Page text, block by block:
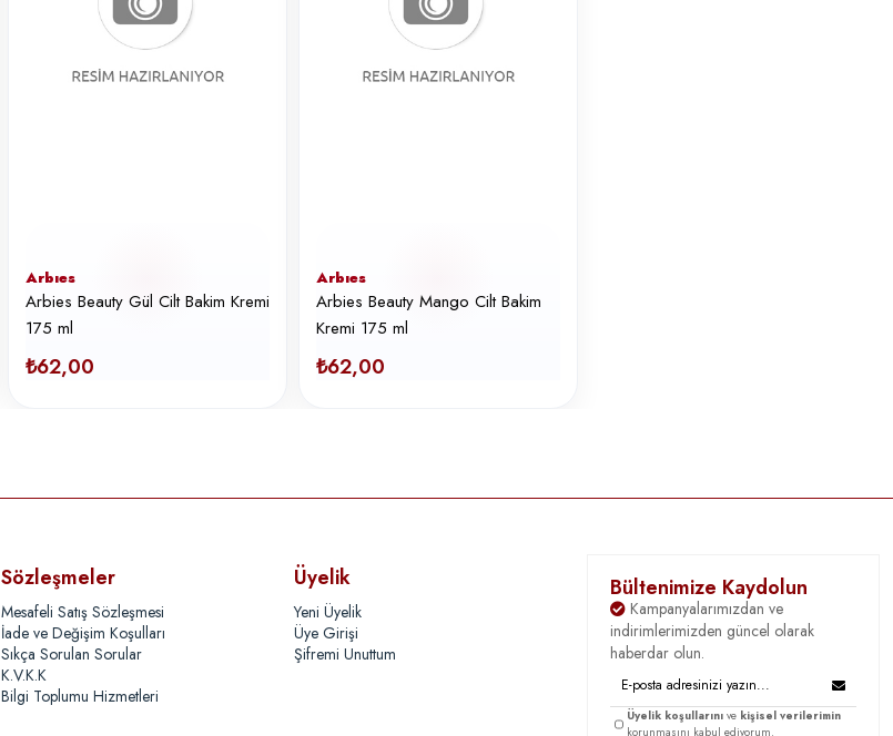
Arbıes
Arbies Beauty Gül Cilt Bakim Kremi
175 ml
₺62,00
Arbıes
Arbies Beauty Mango Cilt Bakim
Kremi 175 ml
₺62,00
Sözleşmeler
Mesafeli Satış Sözleşmesi
İade ve Değişim Koşulları
Sıkça Sorulan Sorular
K.V.K.K
Bilgi Toplumu Hizmetleri
Üyelik
Yeni Üyelik
Üye Girişi
Şifremi Unuttum
Bültenimize Kaydolun
Kampanyalarımızdan ve
indirimlerimizden güncel olarak
haberdar olun.
Üyelik koşullarını ve kişisel verilerimin
korunmasını kabul ediyorum.